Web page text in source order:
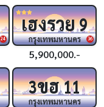
24 36
เฮงรวย9
กรุงเทพมหานคร
5,900,000.-
3ขฮ11
กรุงเทพมหานคร